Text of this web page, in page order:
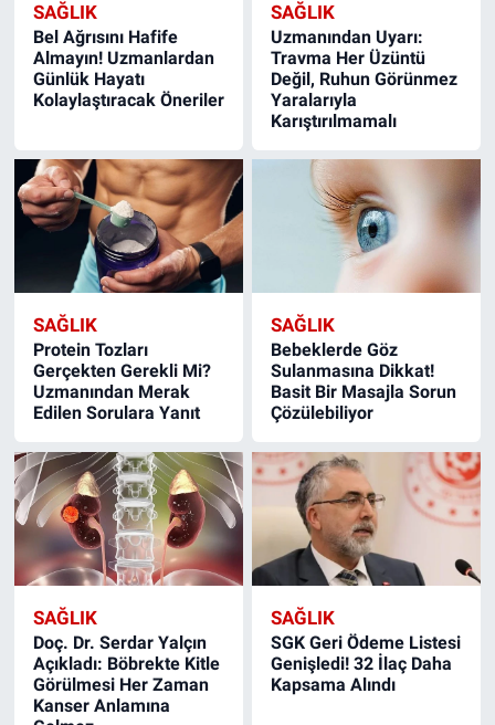
SAĞLIK
Bel Ağrısını Hafife
Almayın! Uzmanlardan
Günlük Hayatı
Kolaylaştıracak Öneriler
SAĞLIK
Uzmanından Uyarı:
Travma Her Üzüntü
Değil, Ruhun Görünmez
Yaralarıyla
Karıştırılmamalı
SAĞLIK
Protein Tozları
Gerçekten Gerekli Mi?
Uzmanından Merak
Edilen Sorulara Yanıt
SAĞLIK
Bebeklerde Göz
Sulanmasına Dikkat!
Basit Bir Masajla Sorun
Çözülebiliyor
SAĞLIK
Doç. Dr. Serdar Yalçın
Açıkladı: Böbrekte Kitle
Görülmesi Her Zaman
Kanser Anlamına
SAĞLIK
SGK Geri Ödeme Listesi
Genişledi! 32 İlaç Daha
Kapsama Alındı